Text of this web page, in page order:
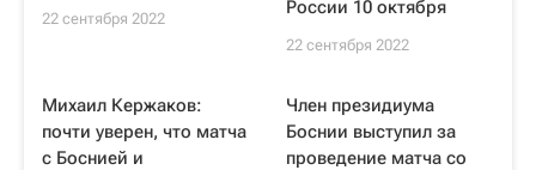
22 сентября 2022
России 10 октября
22 сентября 2022
Михаил Кержаков:
почти уверен, что матча
с Боснией и
Член президиума
Боснии выступил за
проведение матча со